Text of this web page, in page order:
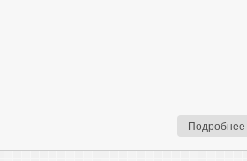
Подробнее